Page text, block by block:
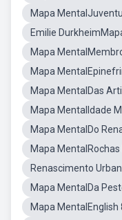
Mapa
Emilie
Mapa
Mapa
Mapa MentalDas
Mapa MentalIdade
Mapa MentalDo
Mapa MentalRochas
Renascimento
Mapa MentalDa
Mapa MentalEnglish